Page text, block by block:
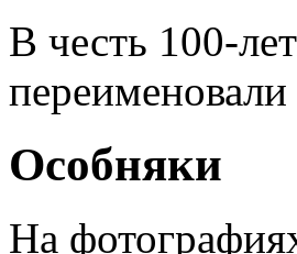
В честь 100-
Особняки
На